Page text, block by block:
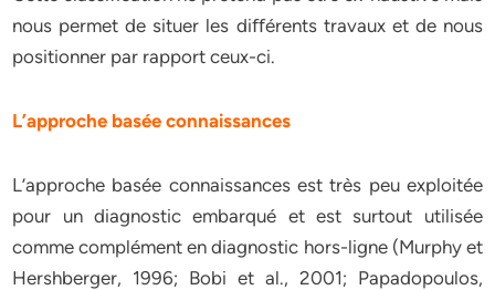
nous permet de situer les diﬀérents travaux et de nous
positionner par rapport ceux-ci.
L’approche basée connaissances
L’approche basée connaissances est très peu exploitée
pour un diagnostic embarqué et est surtout utilisée
comme complément en diagnostic hors-ligne (Murphy et
Hershberger, 1996; Bobi et al., 2001; Papadopoulos,